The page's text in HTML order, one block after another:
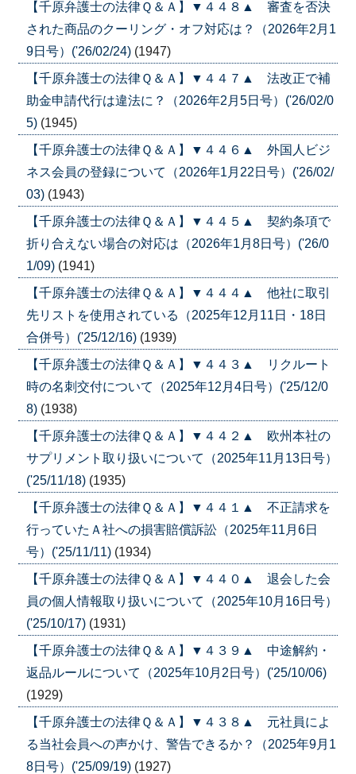
【千原弁護士の法律Ｑ＆Ａ】▼４４８▲ 審査を否決
された商品のクーリング・オフ対応は？（2026年2月1
9日号）('26/02/24) (1947)
【千原弁護士の法律Ｑ＆Ａ】▼４４７▲ 法改正で補
助金申請代行は違法に？（2026年2月5日号）('26/02/0
5) (1945)
【千原弁護士の法律Ｑ＆Ａ】▼４４６▲ 外国人ビジ
ネス会員の登録について（2026年1月22日号）('26/02/
03) (1943)
【千原弁護士の法律Ｑ＆Ａ】▼４４５▲ 契約条項で
折り合えない場合の対応は（2026年1月8日号）('26/0
1/09) (1941)
【千原弁護士の法律Ｑ＆Ａ】▼４４４▲ 他社に取引
先リストを使用されている（2025年12月11日・18日
合併号）('25/12/16) (1939)
【千原弁護士の法律Ｑ＆Ａ】▼４４３▲ リクルート
時の名刺交付について（2025年12月4日号）('25/12/0
8) (1938)
【千原弁護士の法律Ｑ＆Ａ】▼４４２▲ 欧州本社の
サプリメント取り扱いについて（2025年11月13日号）
('25/11/18) (1935)
【千原弁護士の法律Ｑ＆Ａ】▼４４１▲ 不正請求を
行っていたＡ社への損害賠償訴訟（2025年11月6日
号）('25/11/11) (1934)
【千原弁護士の法律Ｑ＆Ａ】▼４４０▲ 退会した会
員の個人情報取り扱いについて（2025年10月16日号）
('25/10/17) (1931)
【千原弁護士の法律Ｑ＆Ａ】▼４３９▲ 中途解約・
返品ルールについて（2025年10月2日号）('25/10/06)
(1929)
【千原弁護士の法律Ｑ＆Ａ】▼４３８▲ 元社員によ
る当社会員への声かけ、警告できるか？（2025年9月1
8日号）('25/09/19) (1927)